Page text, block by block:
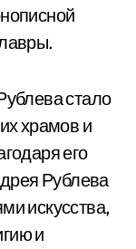
стало
храмов и
его
Рублева
искусства,
и